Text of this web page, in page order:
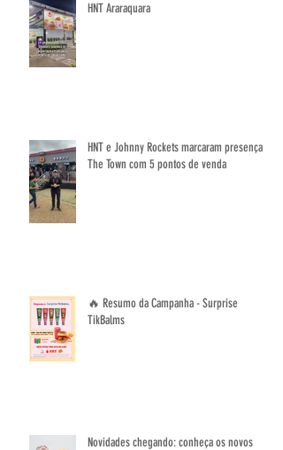
HNT Araraquara
HNT e Johnny Rockets marcaram presença no
The Town com 5 pontos de venda
🔥 Resumo da Campanha - Surprise
TikBalms
Novidades chegando: conheça os novos